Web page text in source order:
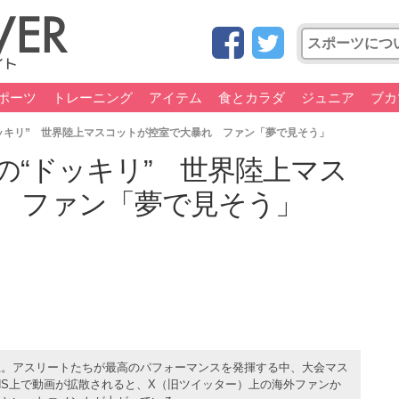
ーツ トレーニング アイテム 食とカラダ ジュニア ブ
キリ” 世界陸上マスコットが控室で大暴れ ファン「夢で見そう」
“ドッキリ” 世界陸上マス
ァン「夢で見そう」
アスリートたちが最高のパフォーマンスを発揮する中、大会マス
上で動画が拡散されると、X（旧ツイッター）上の海外ファンか